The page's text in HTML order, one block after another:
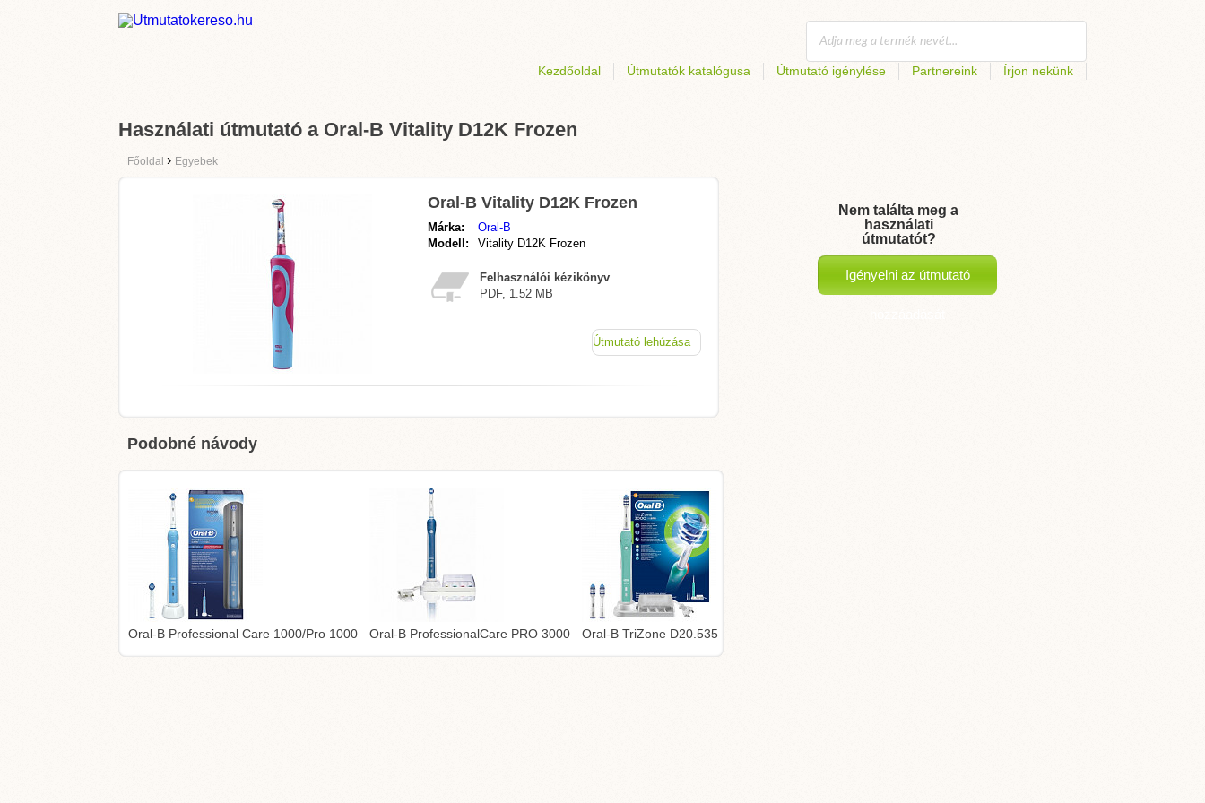
Kezdőoldal Útmutatók katalógusa Útmutató igénylése Partnereink Írjon nekünk
Használati útmutató a Oral-B Vitality D12K Frozen
Főoldal › Egyebek
Oral-B Vitality D12K Frozen
Márka:
Oral-B
Modell:
Vitality D12K Frozen
Felhasználói kézikönyv
PDF, 1.52 MB
Útmutató lehúzása
Podobné návody
Oral-B Professional Care 1000/Pro 1000 Oral-B ProfessionalCare PRO 3000 Oral-B TriZone D20.535
Nem találta meg a
használati
útmutatót?
Igényelni az útmutató